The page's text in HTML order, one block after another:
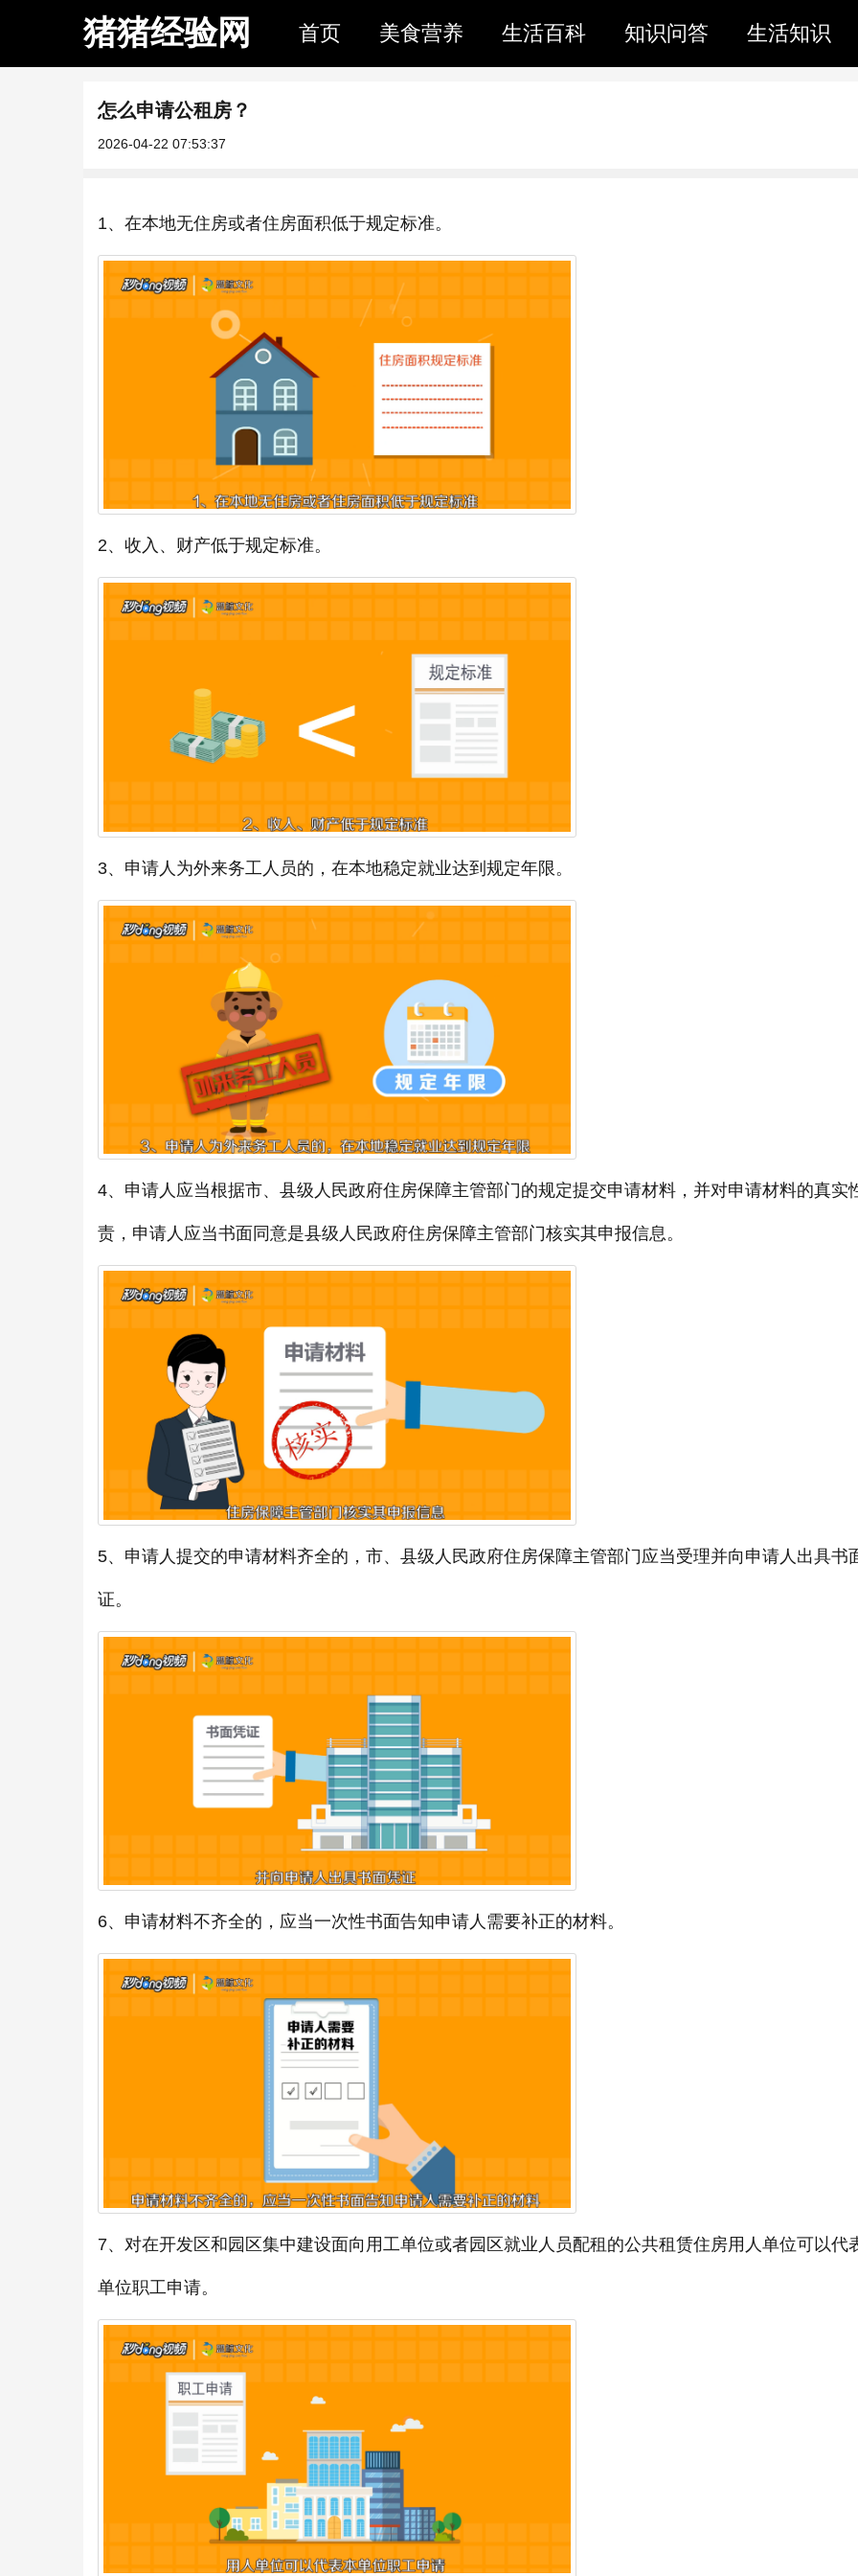
猪猪经验网 首页 美食营养 生活百科 知识问答 生活知识
怎么申请公租房？
2026-04-22 07:53:37
1、在本地无住房或者住房面积低于规定标准。
2、收入、财产低于规定标准。
3、申请人为外来务工人员的，在本地稳定就业达到规定年限。
4、申请人应当根据市、县级人民政府住房保障主管部门的规定提交申请材料，并对申请材料的真实
责，申请人应当书面同意是县级人民政府住房保障主管部门核实其申报信息。
5、申请人提交的申请材料齐全的，市、县级人民政府住房保障主管部门应当受理并向申请人出具书
证。
6、申请材料不齐全的，应当一次性书面告知申请人需要补正的材料。
7、对在开发区和园区集中建设面向用工单位或者园区就业人员配租的公共租赁住房用人单位可以代
单位职工申请。